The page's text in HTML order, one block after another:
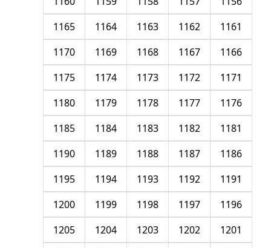
1161
1162
1163
1164
1165
1166
1167
1168
1169
1170
1171
1172
1173
1174
1175
1176
1177
1178
1179
1180
1181
1182
1183
1184
1185
1186
1187
1188
1189
1190
1191
1192
1193
1194
1195
1196
1197
1198
1199
1200
1201
1202
1203
1204
1205